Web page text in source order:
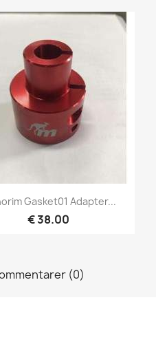
Hurtigvisning
Gasket01 Adapter...
€ 38.00
(0)